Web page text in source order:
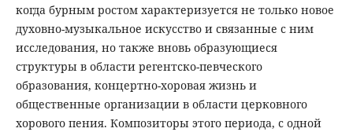
когда бурным ростом характеризуется не только новое
духовно-музыкальное искусство и связанные с ним
исследования, но также вновь образующиеся
структуры в области регентско-певческого
образования, концертно-хоровая жизнь и
общественные организации в области церковного
хорового пения. Композиторы этого периода, с одной